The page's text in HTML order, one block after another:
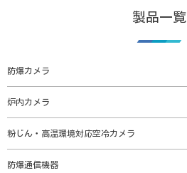
製品一覧
防爆カメラ
炉内カメラ
粉じん・高温環境対応空冷カメラ
防爆通信機器